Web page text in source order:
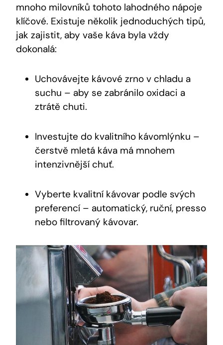
mnoho milovníků tohoto lahodného nápoje
klíčové. Existuje několik jednoduchých tipů,
jak zajistit, aby vaše káva byla vždy
dokonalá:
Uchovávejte kávové zrno v chladu a
suchu – aby se zabránilo oxidaci a
ztrátě chuti.
Investujte do kvalitního kávomlýnku –
čerstvě mletá káva má mnohem
intenzivnější chuť.
Vyberte kvalitní kávovar podle svých
preferencí – automatický, ruční, presso
nebo filtrovaný kávovar.